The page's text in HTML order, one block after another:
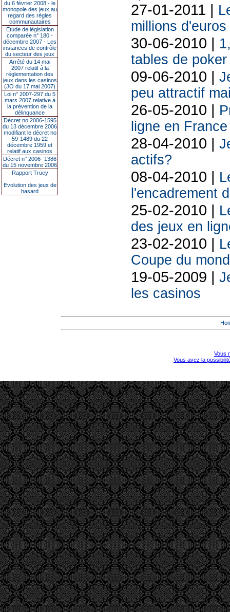
du 6 février 2008 - le
monopole des jeux au
regard des règles
communautaires
Étude de législation
comparée n° 180 -
décembre 2007 - Les
instances de contrôle
du secteur des jeux
Arrêté du 14 mai
2007 relatif à la
réglementation des
jeux dans les casinos
(JO du 17 mai 2007)
Loi n° 2007-297 du 5
mars 2007 relative à
la prévention de la
délinquance
Décret no 2006-1595
du 13 décembre 2006
modifiant le décret no
59-1489 du 22
décembre 1959 et
relatif aux casinos
Décret n° 2006- 1386
du 15 novembre 2006
Rapport Trucy
Evolution des jeux de
hasard
27-01-2011 |
millions
30-06-2010 |
tables de
09-06-2010 |
peu attractif
26-05-2010 |
ligne en
28-04-2010 |
actifs?
08-04-2010 |
l'encadrement
25-02-2010 |
des jeux en
23-02-2010 |
Coupe du
19-05-2009 |
les casinos
Vous
Vous avez la